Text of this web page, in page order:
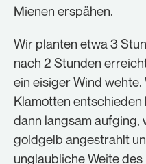
Mienen erspähen.
Wir planten etwa 3
nach 2 Stunden
ein eisiger Wind
Klamotten entschieden
dann langsam
goldgelb angestrahlt
unglaubliche Weite